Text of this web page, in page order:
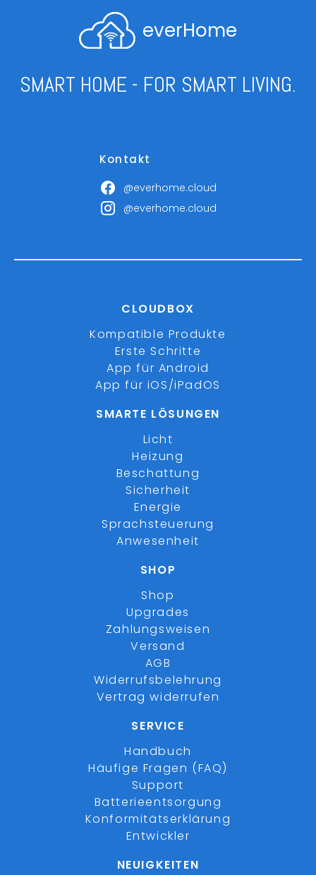
everHome
SMART HOME - FOR SMART LIVING.
Kontakt
@everhome.cloud
@everhome.cloud
CLOUDBOX
Kompatible Produkte
Erste Schritte
App für Android
App für iOS/iPadOS
SMARTE LÖSUNGEN
Licht
Heizung
Beschattung
Sicherheit
Energie
Sprachsteuerung
Anwesenheit
SHOP
Shop
Upgrades
Zahlungsweisen
Versand
AGB
Widerrufsbelehrung
Vertrag widerrufen
SERVICE
Handbuch
Häufige Fragen (FAQ)
Support
Batterieentsorgung
Konformitätserklärung
Entwickler
NEUIGKEITEN